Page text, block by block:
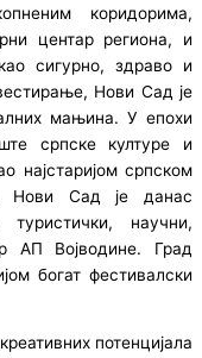
коридорима,
центар региона, и
сигурно, здраво и
Нови Сад је
мањина. У епохи
српске културе и
најстаријом српском
Нови Сад је данас
туристички, научни,
АП Војводине. Град
богат фестивалски
потенцијала